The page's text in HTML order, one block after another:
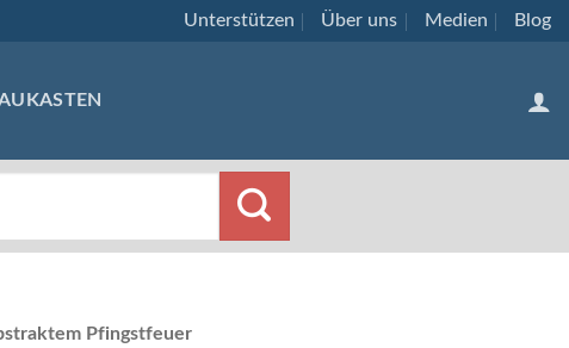
Unterstützen Über uns Medien Blog
Pfingstfeuer